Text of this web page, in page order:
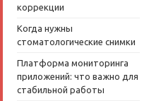
коррекции
Когда нужны
стоматологические снимки
Платформа мониторинга
приложений: что важно для
стабильной работы